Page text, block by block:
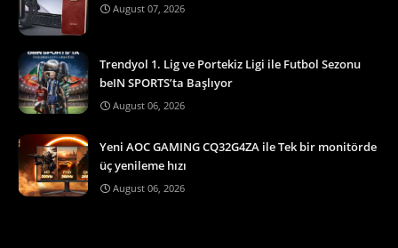
August 07, 2026
Trendyol 1. Lig ve Portekiz Ligi ile Futbol Sezonu
beIN SPORTS’ta Başlıyor
August 06, 2026
Yeni AOC GAMING CQ32G4ZA ile Tek bir monitörde
üç yenileme hızı
August 06, 2026